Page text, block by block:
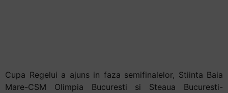
reader,
press
Cupa Regelui a ajuns in faza semifinalelor, Stiinta Baia
Mare-CSM Olimpia Bucuresti si Steaua Bucuresti-